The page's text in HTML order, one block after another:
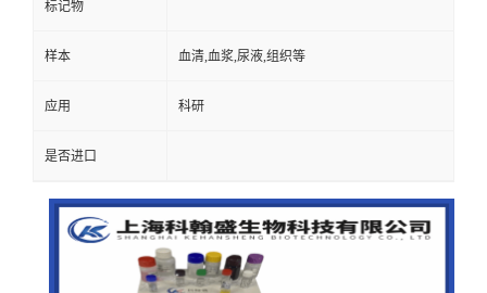
标记物
样本 血清,血浆,尿液,组织等
应用 科研
是否进口